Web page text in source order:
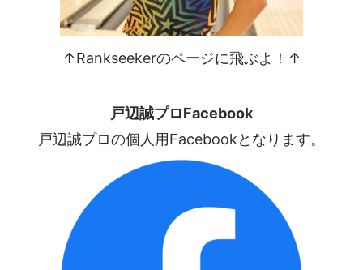
↑Rankseekerのページに飛ぶよ！↑
戸辺誠プロFacebook
戸辺誠プロの個人用Facebookとなります。